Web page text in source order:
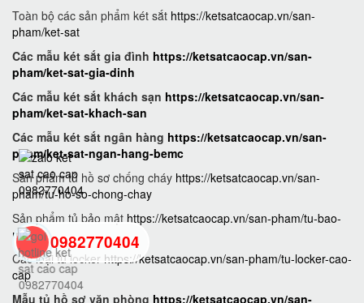
Toàn bộ các sản phẩm két sắt https://ketsatcaocap.vn/san-
pham/ket-sat
Các mẫu két sắt gia đình https://ketsatcaocap.vn/san-
pham/ket-sat-gia-dinh
Các mẫu két sắt khách sạn https://ketsatcaocap.vn/san-
pham/ket-sat-khach-san
Các mẫu két sắt ngân hàng https://ketsatcaocap.vn/san-
pham/ket-sat-ngan-hang-bemc
Sản phẩm tủ hồ sơ chống cháy https://ketsatcaocap.vn/san-
pham/tu-ho-so-chong-chay
Sản phẩm tủ bảo mật https://ketsatcaocap.vn/san-pham/tu-bao-
mat
Các loại tủ locker https://ketsatcaocap.vn/san-pham/tu-locker-cao-
cap
Mẫu tủ hồ sơ văn phòng https://ketsatcaocap.vn/san-
0982770404